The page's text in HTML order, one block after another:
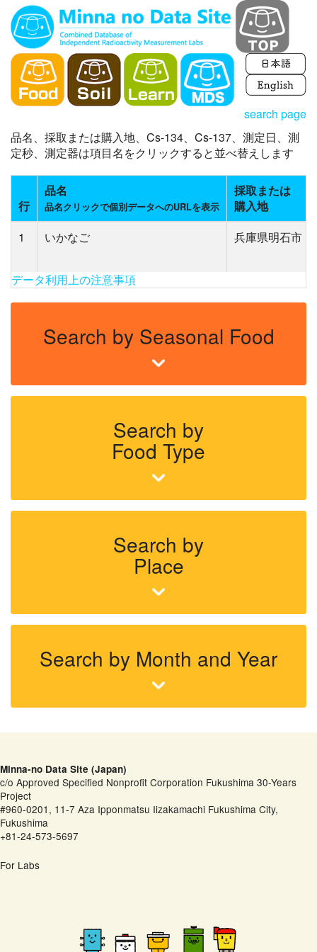
search page
品名、採取または購入地、Cs-134、Cs-137、測定日、測
定秒、測定器は項目名をクリックすると並べ替えします
行
品名
品名クリックで個別データへのURLを表示
採取または
購入地
1
いかなご 兵庫県明石市
データ利用上の注意事項
Search by Seasonal Food
Search by
Food Type
Search by
Place
Search by Month and Year
Minna-no Data Site (Japan)
c/o Approved Specified Nonprofit Corporation Fukushima 30-Years
Project
#960-0201, 11-7 Aza Ipponmatsu Iizakamachi Fukushima City,
Fukushima
+81-24-573-5697
For Labs